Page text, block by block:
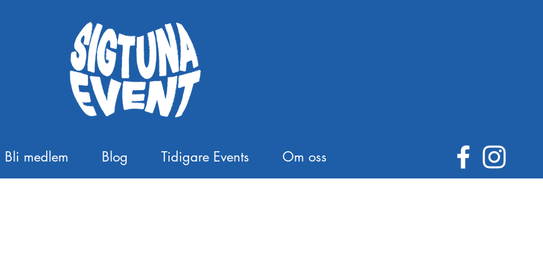
Bli medlem Blog Tidigare Events Om oss